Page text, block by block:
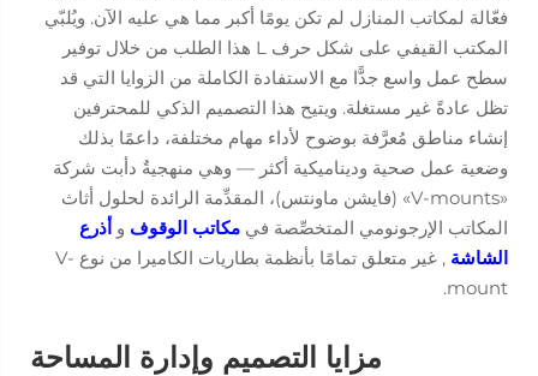
فعّالة لمكاتب المنازل لم تكن يومًا أكبر مما هي عليه الآن. ويُلبّي
المكتب القيفي على شكل حرف L هذا الطلب من خلال توفير
سطح عمل واسع جدًّا مع الاستفادة الكاملة من الزوايا التي قد
تظل عادةً غير مستغلة. ويتيح هذا التصميم الذكي للمحترفين
إنشاء مناطق مُعرَّفة بوضوح لأداء مهام مختلفة، داعمًا بذلك
وضعية عمل صحية وديناميكية أكثر — وهي منهجيةٌ دأبت شركة
«V-mounts» (فايشن ماونتس)، المقدِّمة الرائدة لحلول أثاث
المكاتب الإرجونومي المتخصِّصة في مكاتب الوقوف و أذرع
الشاشة
, غير متعلق تمامًا بأنظمة بطاريات الكاميرا من نوع V-
mount.
مزايا التصميم وإدارة المساحة